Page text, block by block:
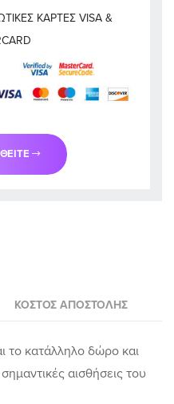
ΚΆΡΤΕΣ VISA &
ΚΌΣΤΟΣ ΑΠΟΣΤΟΛΉΣ
το κατάλληλο δώρο και
σημαντικές αισθήσεις του